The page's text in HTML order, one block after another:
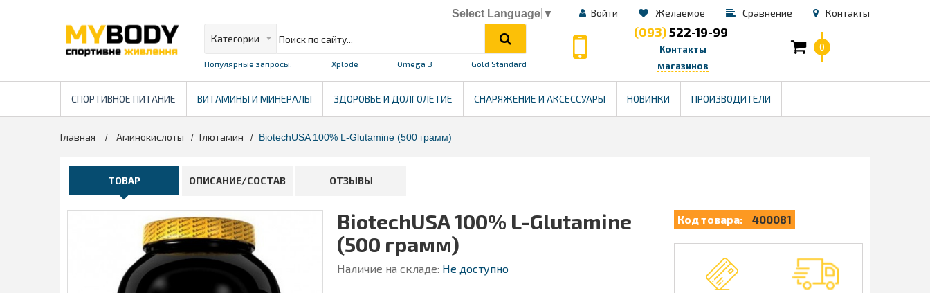
Select Language ▼ Войти Желаемое Сравнение Контакты
Популярные запросы: Xplode Omega 3 Gold Standard
(093)522-19-99
Контакты
магазинов
0
СПОРТИВНОЕ ПИТАНИЕ ВИТАМИНЫ И МИНЕРАЛЫ ЗДОРОВЬЕ И ДОЛГОЛЕТИЕ СНАРЯЖЕНИЕ И АКСЕССУАРЫ НОВИНКИ ПРОИЗВОДИТЕЛИ
Главная > Аминокислоты > Глютамин > BiotechUSA 100% L-Glutamine (500 грамм)
ТОВАР ОПИСАНИЕ/СОСТАВ ОТЗЫВЫ
BiotechUSA 100% L-Glutamine
(500 грамм)
Наличие на складе: Не доступно
Код товара: 400081